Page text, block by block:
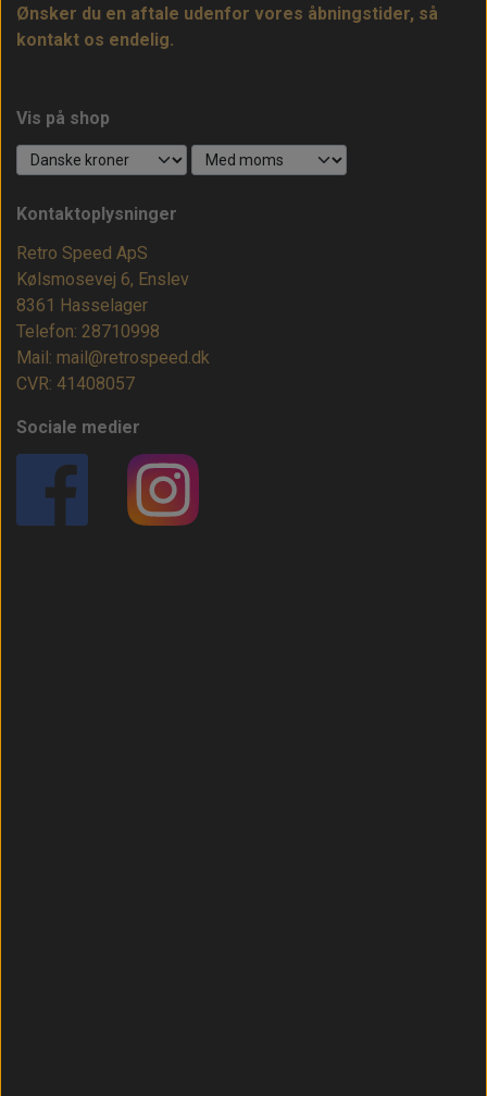
Ønsker du en aftale udenfor vores åbningstider, så
kontakt os endelig.
Vis på shop
Kontaktoplysninger
Retro Speed ApS
Kølsmosevej 6, Enslev
8361 Hasselager
Telefon: 28710998
Mail: mail@retrospeed.dk
CVR: 41408057
Sociale medier